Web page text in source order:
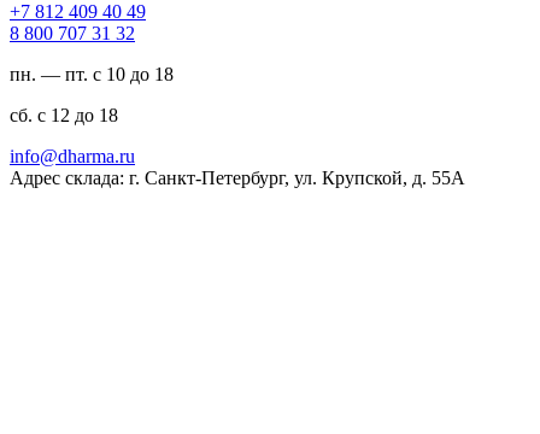
94 04 904 218 7+
23 13 707 008 8
пн. — пт. с 10 до 18
сб. с 12 до 18
ur.amrahd@ofni
Адрес склада: г. Санкт-Петербург, ул. Крупской, д. 55А